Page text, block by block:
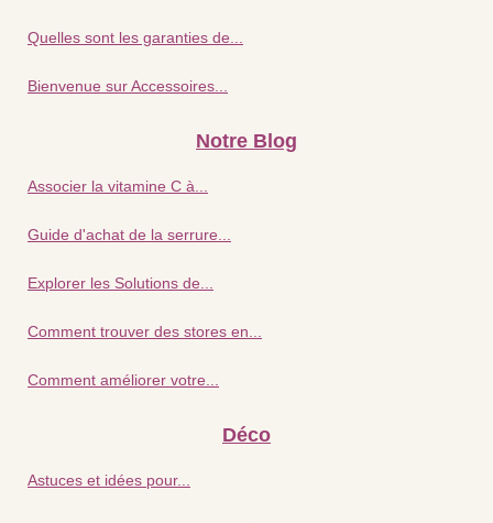
Quelles sont les garanties de...
Bienvenue sur Accessoires...
Notre Blog
Associer la vitamine C à...
Guide d'achat de la serrure...
Explorer les Solutions de...
Comment trouver des stores en...
Comment améliorer votre...
Déco
Astuces et idées pour...